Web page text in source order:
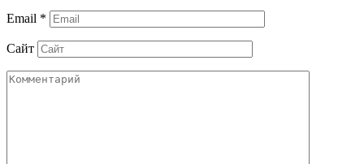
Email *
Сайт